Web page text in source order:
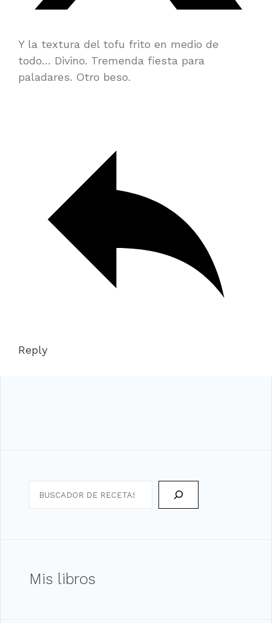
Y la textura del tofu frito en medio de
todo… Divino. Tremenda fiesta para
paladares. Otro beso.
Reply
Mis libros